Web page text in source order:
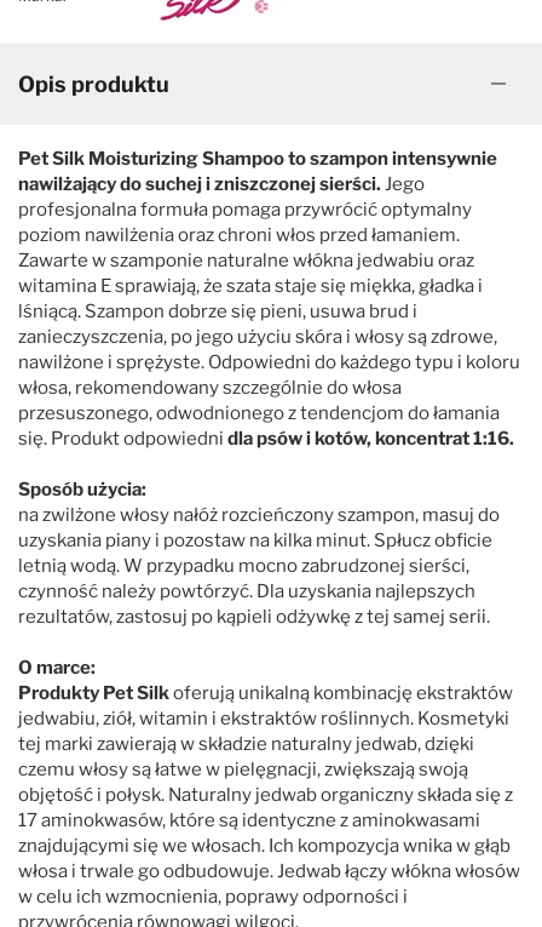
Opis produktu
Pet Silk Moisturizing Shampoo to szampon intensywnie
nawilżający do suchej i zniszczonej sierści. Jego
profesjonalna formuła pomaga przywrócić optymalny
poziom nawilżenia oraz chroni włos przed łamaniem.
Zawarte w szamponie naturalne włókna jedwabiu oraz
witamina E sprawiają, że szata staje się miękka, gładka i
lśniącą. Szampon dobrze się pieni, usuwa brud i
zanieczyszczenia, po jego użyciu skóra i włosy są zdrowe,
nawilżone i sprężyste. Odpowiedni do każdego typu i koloru
włosa, rekomendowany szczególnie do włosa
przesuszonego, odwodnionego z tendencjom do łamania
się. Produkt odpowiedni dla psów i kotów, koncentrat 1:16.
Sposób użycia:
na zwilżone włosy nałóż rozcieńczony szampon, masuj do
uzyskania piany i pozostaw na kilka minut. Spłucz obficie
letnią wodą. W przypadku mocno zabrudzonej sierści,
czynność należy powtórzyć. Dla uzyskania najlepszych
rezultatów, zastosuj po kąpieli odżywkę z tej samej serii.
O marce:
Produkty Pet Silkoferują unikalną kombinację ekstraktów
jedwabiu, ziół, witamin i ekstraktów roślinnych. Kosmetyki
tej marki zawierają w składzie naturalny jedwab, dzięki
czemu włosy są łatwe w pielęgnacji, zwiększają swoją
objętość i połysk. Naturalny jedwab organiczny składa się z
17 aminokwasów, które są identyczne z aminokwasami
znajdującymi się we włosach. Ich kompozycja wnika w głąb
włosa i trwale go odbudowuje. Jedwab łączy włókna włosów
w celu ich wzmocnienia, poprawy odporności i
przywrócenia równowagi wilgoci.